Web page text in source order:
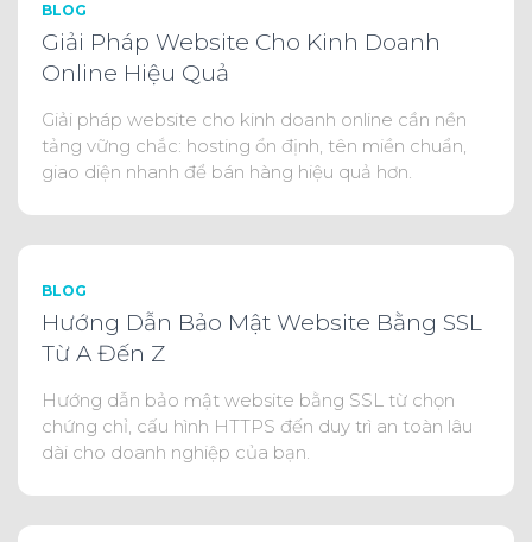
BLOG
Giải Pháp Website Cho Kinh Doanh
Online Hiệu Quả
Giải pháp website cho kinh doanh online cần nền
tảng vững chắc: hosting ổn định, tên miền chuẩn,
giao diện nhanh để bán hàng hiệu quả hơn.
BLOG
Hướng Dẫn Bảo Mật Website Bằng SSL
Từ A Đến Z
Hướng dẫn bảo mật website bằng SSL từ chọn
chứng chỉ, cấu hình HTTPS đến duy trì an toàn lâu
dài cho doanh nghiệp của bạn.